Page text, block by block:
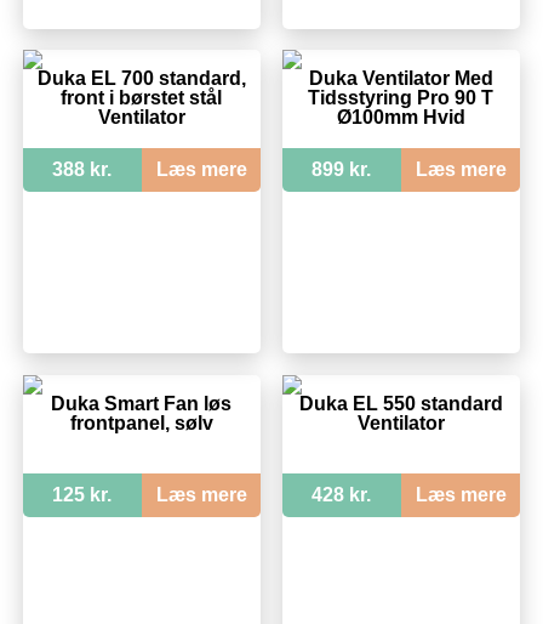
Duka EL 700 standard,
front i børstet stål
Ventilator
388 kr. Læs mere
Duka Ventilator Med
Tidsstyring Pro 90 T
Ø100mm Hvid
899 kr. Læs mere
Duka Smart Fan løs
frontpanel, sølv
125 kr. Læs mere
Duka EL 550 standard
Ventilator
428 kr. Læs mere